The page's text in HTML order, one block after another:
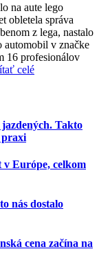
na aute lego
obletela správa
z lega, nastalo
automobil v značke
16 profesionálov
celé
jazdených. Takto
praxi
v Európe, celkom
nás dostalo
cena začína na